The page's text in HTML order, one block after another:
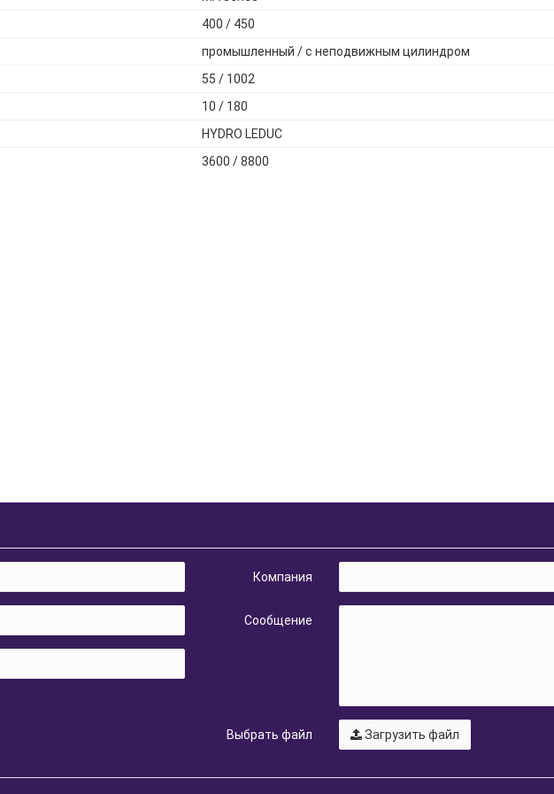
400 / 450
промышленный / с неподвижным цилиндром
55 / 1002
10 / 180
HYDRO LEDUC
3600 / 8800
Компания
Сообщение
Выбрать файл Загрузить файл